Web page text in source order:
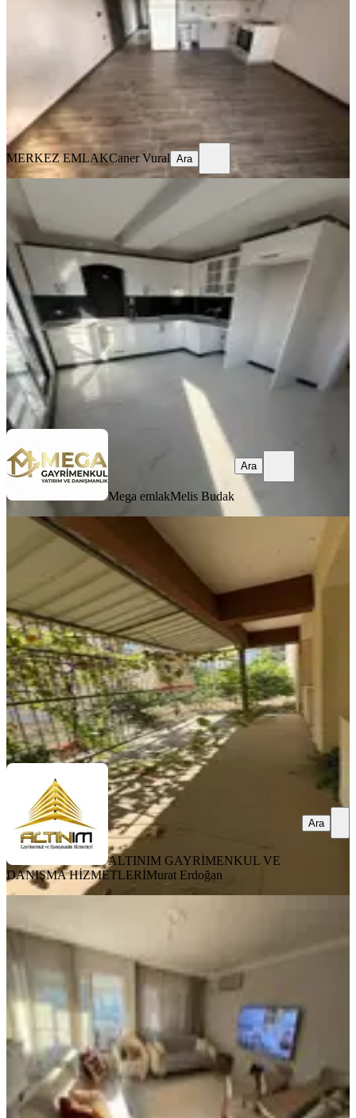
Bergama, Atatürk Mahallesi
1+1
·50 m² Yüksek giriş ·05.08.2026
2.800.000 ₺
MERKEZ EMLAK Caner Vural
Ara
MERKEZ EMLAKCaner Vural Ara
Mega Gayrimenkulden Fatih Mah
Satılık Sıfır 2+1 Daire
Bergama, Fatih Mahallesi
2+1
05.08.2026
4.250.000 ₺
Mega emlak Melis Budak
Ara
Mega emlakMelis Budak
Ara
YENİ
Fatih Mah.satılık Bahçe Dubleks
Bergama, Fatih Mahallesi
2+2 ·145 m²· Bahçe katı·
2.850.000 ₺
ALTINIM GAYRİMENKUL VE DANIŞMA
HİZMETLERİMurat Erdoğan
Ara
ALTINIM GAYRİMENKUL VE
DANIŞMA HİZMETLERİMurat Erdoğan
Ara
Millet Bahçesi Manzaralı Satılık 3+1
Bergama, Fatih Mahallesi
3+1
09.08.2026
4.200.000 ₺
TAM NOKTA ADİLSadık Kapancı